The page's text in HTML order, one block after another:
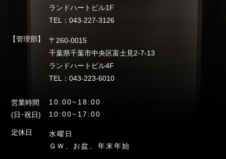
ランドハートビル1F
TEL：043-227-3126
【管理部】
〒260-0015
千葉県千葉市中央区富士見2-7-13
ランドハートビル4F
TEL：043-223-6010
営業時間
10:00~18:00
(日･祝日)
10:00~17:00
定休日
水曜日
ＧＷ、お盆、年末年始